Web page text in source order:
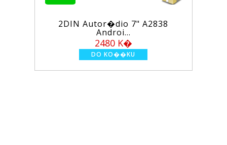
2DIN Autor�dio 7" A2838
Androi...
2480 K�